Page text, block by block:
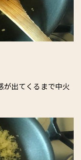
が出てくるまで中火